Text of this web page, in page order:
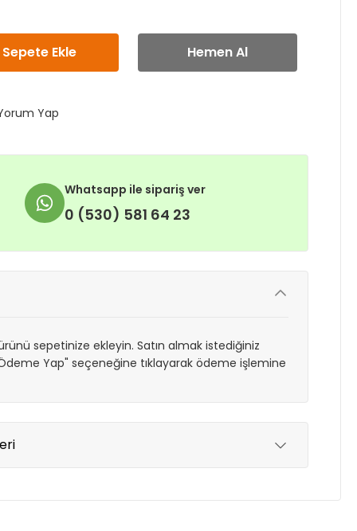
Sepete Ekle Hemen Al
Yap
Whatsapp ile sipariş ver
0 (530) 581 64 23
sepetinize ekleyin. Satın almak istediğiniz
Yap" seçeneğine tıklayarak ödeme işlemine